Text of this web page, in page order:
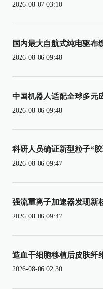
2026-08-07 03:10
国内最大自航式纯电驱布
2026-08-06 09:48
中国机器人适配全球多元
2026-08-06 09:48
科研人员确证新型粒子“
2026-08-06 09:47
强流重离子加速器发现新
2026-08-06 09:47
造血干细胞移植后皮肤纤
2026-08-06 02:30